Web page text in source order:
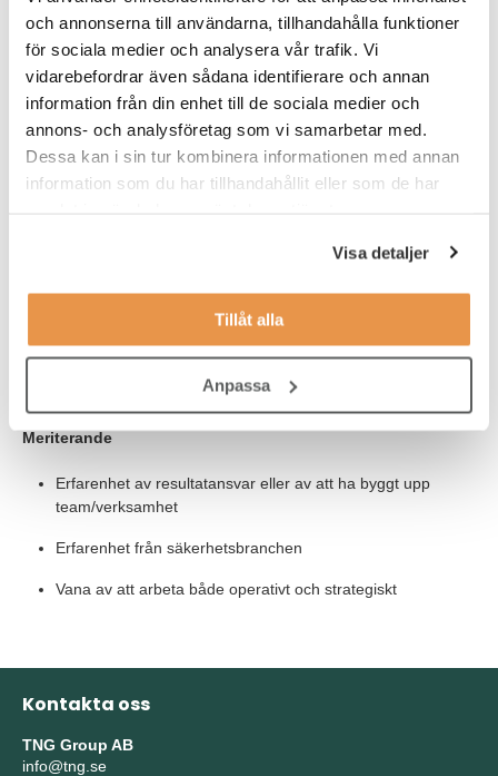
och annonserna till användarna, tillhandahålla funktioner
för sociala medier och analysera vår trafik. Vi
vidarebefordrar även sådana identifierare och annan
information från din enhet till de sociala medier och
annons- och analysföretag som vi samarbetar med.
Dessa kan i sin tur kombinera informationen med annan
information som du har tillhandahållit eller som de har
Visa detaljer
Tillåt alla
Anpassa
på svenskt medborgarskap.
Våra förväntningar
Måste krav
Erfarenhet av att leda personal inom service, installation, el
eller liknande teknisk verksamhet
Grundläggande affärsförståelse (budget, planering,
Meriterande
Erfarenhet av resultatansvar eller av att ha byggt upp
team/verksamhet
Erfarenhet från säkerhetsbranchen
Vana av att arbeta både operativt och strategiskt
Kontakta oss
TNG Group AB
info@tng.se